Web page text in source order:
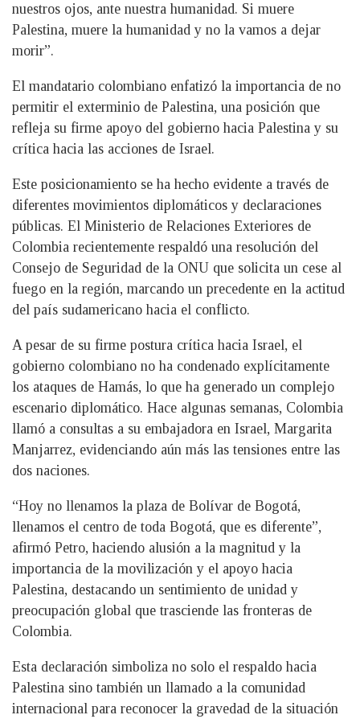
nuestros ojos, ante nuestra humanidad. Si muere
Palestina, muere la humanidad y no la vamos a dejar
morir”.
El mandatario colombiano enfatizó la importancia de no
permitir el exterminio de Palestina, una posición que
refleja su firme apoyo del gobierno hacia Palestina y su
crítica hacia las acciones de Israel.
Este posicionamiento se ha hecho evidente a través de
diferentes movimientos diplomáticos y declaraciones
públicas. El Ministerio de Relaciones Exteriores de
Colombia recientemente respaldó una resolución del
Consejo de Seguridad de la ONU que solicita un cese al
fuego en la región, marcando un precedente en la actitud
del país sudamericano hacia el conflicto.
A pesar de su firme postura crítica hacia Israel, el
gobierno colombiano no ha condenado explícitamente
los ataques de Hamás, lo que ha generado un complejo
escenario diplomático. Hace algunas semanas, Colombia
llamó a consultas a su embajadora en Israel, Margarita
Manjarrez, evidenciando aún más las tensiones entre las
dos naciones.
“Hoy no llenamos la plaza de Bolívar de Bogotá,
llenamos el centro de toda Bogotá, que es diferente”,
afirmó Petro, haciendo alusión a la magnitud y la
importancia de la movilización y el apoyo hacia
Palestina, destacando un sentimiento de unidad y
preocupación global que trasciende las fronteras de
Colombia.
Esta declaración simboliza no solo el respaldo hacia
Palestina sino también un llamado a la comunidad
internacional para reconocer la gravedad de la situación